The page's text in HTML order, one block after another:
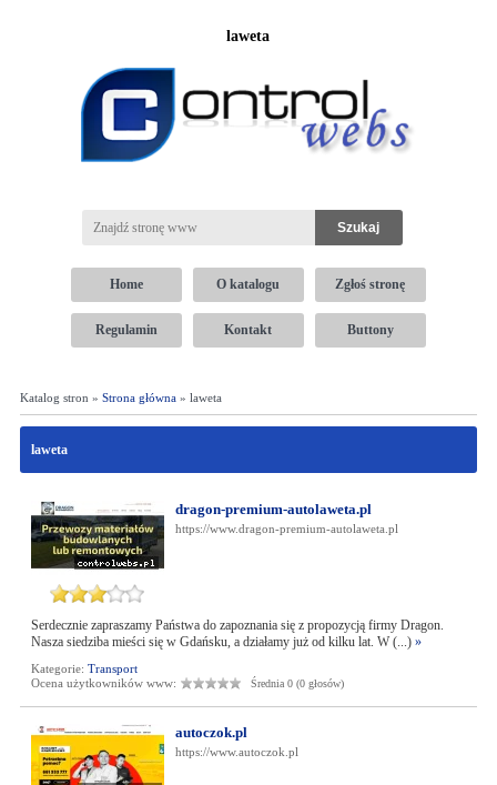
laweta
Home O katalogu Zgłoś stronę
Regulamin Kontakt Buttony
Katalog stron » Strona główna» laweta
laweta
dragon-premium-autolaweta.pl
https://www.dragon-premium-autolaweta.pl
Serdecznie zapraszamy Państwa do zapoznania się z propozycją firmy Dragon.
Nasza siedziba mieści się w Gdańsku, a działamy już od kilku lat. W (...) »
Kategorie: Transport
Ocena użytkowników www:
Średnia 0 (0 głosów)
autoczok.pl
https://www.autoczok.pl